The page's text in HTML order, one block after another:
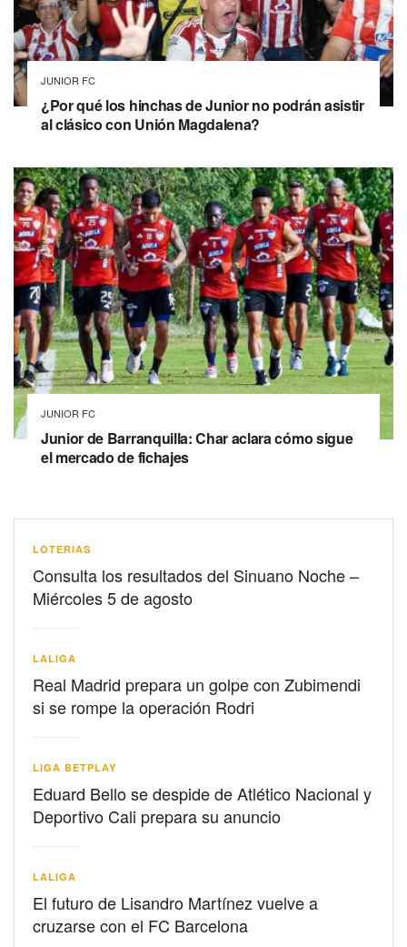
JUNIOR FC
¿Por qué los hinchas de Junior no podrán asistir
al clásico con Unión Magdalena?
JUNIOR FC
Junior de Barranquilla: Char aclara cómo sigue
el mercado de fichajes
LOTERIAS
Consulta los resultados del Sinuano Noche –
Miércoles 5 de agosto
LALIGA
Real Madrid prepara un golpe con Zubimendi
si se rompe la operación Rodri
LIGA BETPLAY
Eduard Bello se despide de Atlético Nacional y
Deportivo Cali prepara su anuncio
LALIGA
El futuro de Lisandro Martínez vuelve a
cruzarse con el FC Barcelona